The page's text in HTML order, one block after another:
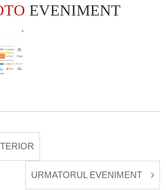
EVENIMENT
URMATORUL EVENIMENT